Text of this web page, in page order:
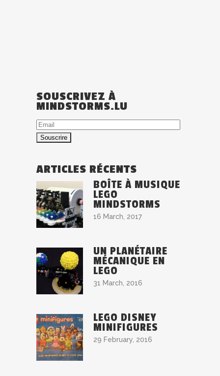
SOUSCRIVEZ À
MINDSTORMS.LU
Email
ARTICLES RÉCENTS
BOÎTE À MUSIQUE
LEGO
MINDSTORMS
16 March, 2017
UN PLANÉTAIRE
MÉCANIQUE EN
LEGO
31 March, 2016
LEGO DISNEY
MINIFIGURES
29 February, 2016